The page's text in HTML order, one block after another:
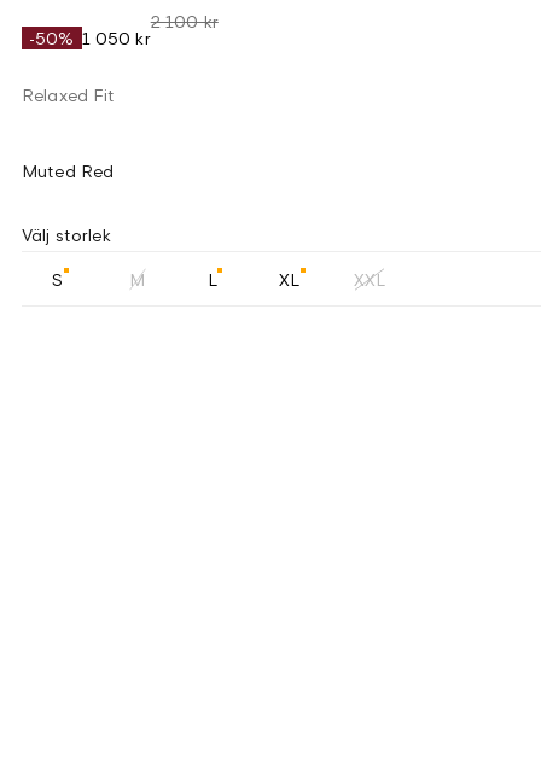
-50% 1 050 kr
2 100 kr
Relaxed Fit
Muted Red
Välj storlek
S M L XL XXL